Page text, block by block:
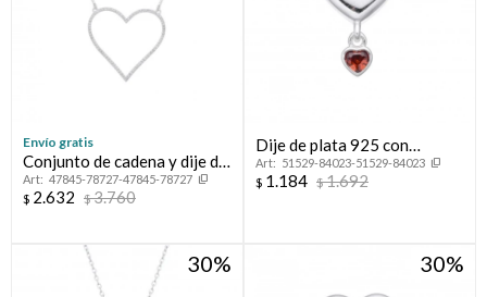
Envío gratis
Conjunto de cadena y dije de
plata 925 con circonias,
CORAZON CALADO.
47845-78727-47845-78727
$ 2.632 $3.760
Dije de plata 925 con
circonia, CORAZON
PASANTE.
51529-84023-51529-84023
$ 1.184 $1.692
30 30